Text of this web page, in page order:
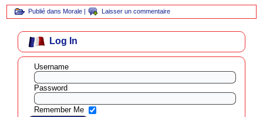
Publié dans Morale | Laisser un commentaire
Log In
Username
Password
Remember Me